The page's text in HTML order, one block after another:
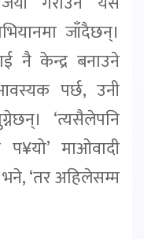
जाँदैछन्।
नै केन्द्र बनाउने
पर्छ, उनी
‘त्यसैलेपनि
माओवादी
‘तर अहिलेसम्म